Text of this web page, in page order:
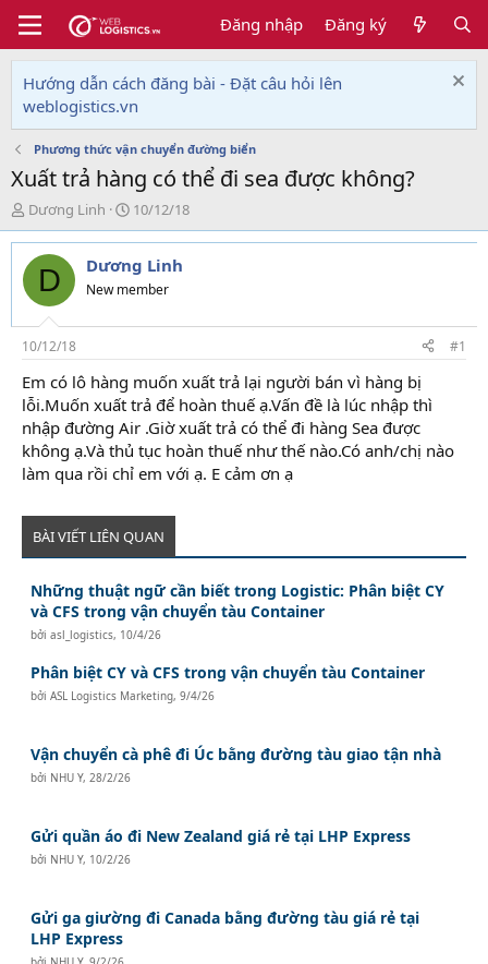
Đăng nhập Đăng ký
Hướng dẫn cách đăng bài - Đặt câu hỏi lên
weblogistics.vn
Phương thức vận chuyển đường biển
Xuất trả hàng có thể đi sea được không?
T
h
r
e
d
s
t
a
r
t
e
r
Dương Linh
N
g
à
y
g
i
10/12/18
D Dương Linh
New member
10/12/18 #1
Em có lô hàng muốn xuất trả lại người bán vì hàng bị
lỗi.Muốn xuất trả để hoàn thuế ạ.Vấn đề là lúc nhập thì
nhập đường Air .Giờ xuất trả có thể đi hàng Sea được
không ạ.Và thủ tục hoàn thuế như thế nào.Có anh/chị nào
làm qua rồi chỉ em với ạ. E cảm ơn ạ
BÀI VIẾT LIÊN QUAN
Những thuật ngữ cần biết trong Logistic: Phân biệt CY
và CFS trong vận chuyển tàu Container
bởiasl_logistics, 10/4/26
Phân biệt CY và CFS trong vận chuyển tàu Container
bởiASL Logistics Marketing,9/4/26
Vận chuyển cà phê đi Úc bằng đường tàu giao tận nhà
bởi NHU Y, 28/2/26
Gửi quần áo đi New Zealand giá rẻ tại LHP Express
bởi NHU Y, 10/2/26
Gửi ga giường đi Canada bằng đường tàu giá rẻ tại
LHP Express